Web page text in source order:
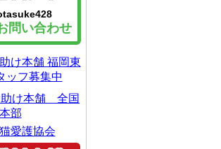
問い合わせ